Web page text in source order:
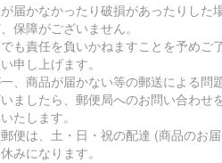
届かなかったり破損があったりした
保障がございません。
も責任を負いかねますことを予めご
申し上げます。
、商品が届かない等の郵送による問
ましたら、郵便局へのお問い合わせ
たします。
便は、土・日・祝の配達 (商品のお
みになります。